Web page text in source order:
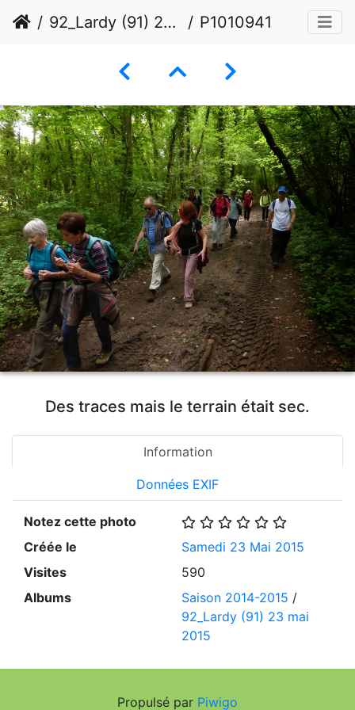
92_Lardy (91) 23 mai 2015 P1010941
Des traces mais le terrain était sec.
Information
Données EXIF
Notez cette photo
Créée le
Samedi 23 Mai 2015
Visites
590
Albums
Saison 2014-2015 /
92_Lardy (91) 23 mai
2015
Propulsé par Piwigo